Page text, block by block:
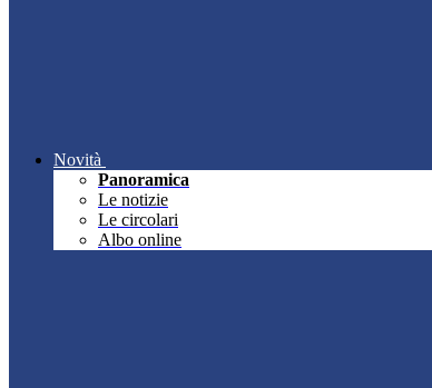
Novità
Panoramica
Le notizie
Le circolari
Albo online